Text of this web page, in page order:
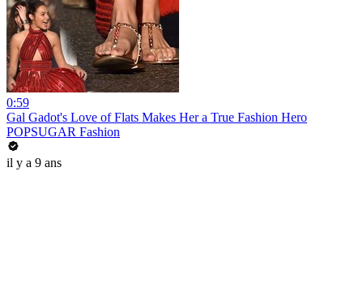
0:59
Gal Gadot's Love of Flats Makes Her a True Fashion Hero
POPSUGAR Fashion
il y a 9 ans